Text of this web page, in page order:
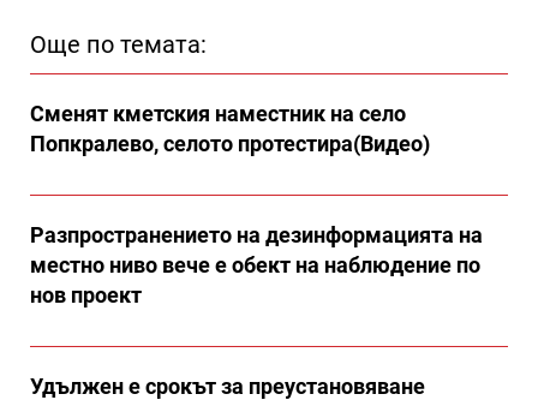
Още по темата:
Сменят кметския наместник на село
Попкралево, селото протестира(Видео)
Разпространението на дезинформацията на
местно ниво вече е обект на наблюдение по
нов проект
Удължен е срокът за преустановяване